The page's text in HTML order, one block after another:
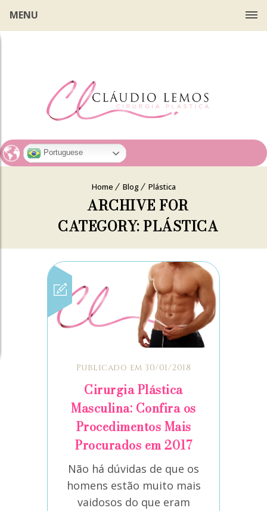
Portuguese
MENU
Home Blog Plástica
ARCHIVE FOR
CATEGORY: PLÁSTICA
Publicado em 30/01/2018
Cirurgia Plástica
Masculina: Confira os
Procedimentos Mais
Procurados em 2017
Não há dúvidas de que os
homens estão muito mais
vaidosos do que eram